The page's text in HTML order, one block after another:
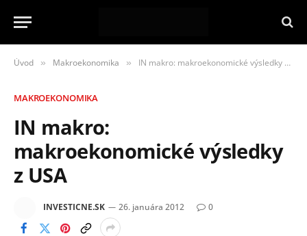
Úvod » Makroekonomika » IN makro: makroekonomické výsledky z USA
MAKROEKONOMIKA
IN makro:
makroekonomické výsledky
z USA
INVESTICNE.SK 26. januára 2012 0